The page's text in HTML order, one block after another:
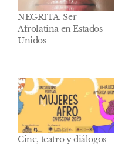
NEGRITA. Ser
Afrolatina en Estados
Unidos
Cine, teatro y diálogos